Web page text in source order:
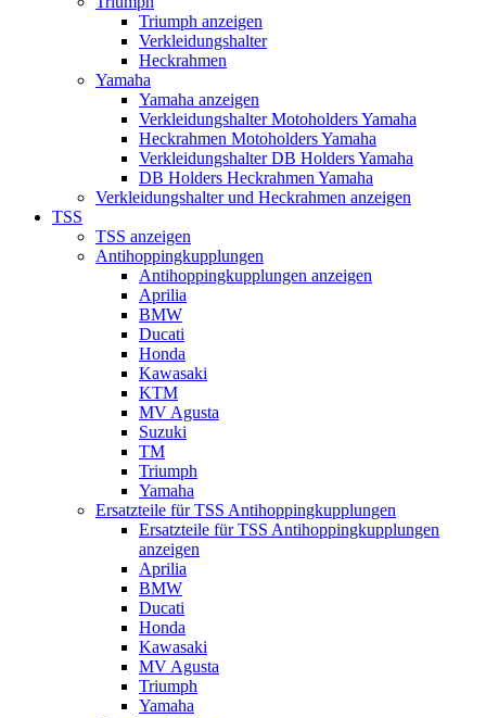
Triumph anzeigen
Verkleidungshalter
Heckrahmen
Yamaha
Yamaha anzeigen
Verkleidungshalter Motoholders Yamaha
Heckrahmen Motoholders Yamaha
Verkleidungshalter DB Holders Yamaha
DB Holders Heckrahmen Yamaha
Verkleidungshalter und Heckrahmen anzeigen
TSS
TSS anzeigen
Antihoppingkupplungen
Antihoppingkupplungen anzeigen
Aprilia
BMW
Ducati
Honda
Kawasaki
KTM
MV Agusta
Suzuki
TM
Triumph
Yamaha
Ersatzteile für TSS Antihoppingkupplungen
Ersatzteile für TSS Antihoppingkupplungen
anzeigen
Aprilia
BMW
Ducati
Honda
Kawasaki
MV Agusta
Triumph
Yamaha